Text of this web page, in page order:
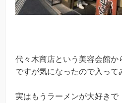
代々木商店という美容会館か
ですが気になったので入って
実はもうラーメンが大好きで